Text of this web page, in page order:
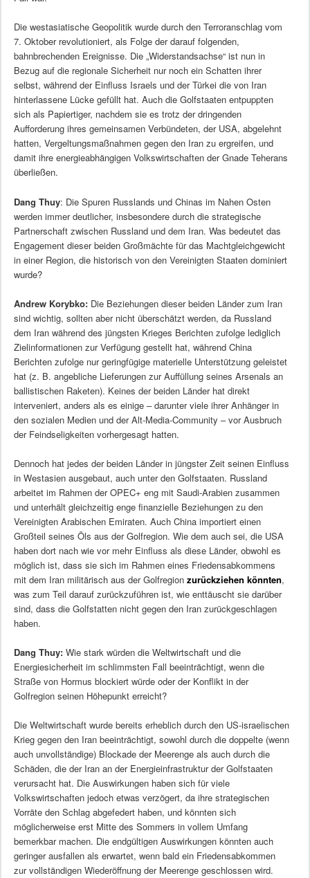
Die westasiatische Geopolitik wurde durch den Terroranschlag vom
7. Oktober revolutioniert, als Folge der darauf folgenden,
bahnbrechenden Ereignisse. Die „Widerstandsachse“ ist nun in
Bezug auf die regionale Sicherheit nur noch ein Schatten ihrer
selbst, während der Einfluss Israels und der Türkei die von Iran
hinterlassene Lücke gefüllt hat. Auch die Golfstaaten entpuppten
sich als Papiertiger, nachdem sie es trotz der dringenden
Aufforderung ihres gemeinsamen Verbündeten, der USA, abgelehnt
hatten, Vergeltungsmaßnahmen gegen den Iran zu ergreifen, und
damit ihre energieabhängigen Volkswirtschaften der Gnade Teherans
überließen.
Dang Thuy: Die Spuren Russlands und Chinas im Nahen Osten
werden immer deutlicher, insbesondere durch die strategische
Partnerschaft zwischen Russland und dem Iran. Was bedeutet das
Engagement dieser beiden Großmächte für das Machtgleichgewicht
in einer Region, die historisch von den Vereinigten Staaten dominiert
wurde?
Andrew Korybko:Die Beziehungen dieser beiden Länder zum Iran
sind wichtig, sollten aber nicht überschätzt werden, da Russland
dem Iran während des jüngsten Krieges Berichten zufolge lediglich
Zielinformationen zur Verfügung gestellt hat, während China
Berichten zufolge nur geringfügige materielle Unterstützung geleistet
hat (z. B. angebliche Lieferungen zur Auffüllung seines Arsenals an
ballistischen Raketen). Keines der beiden Länder hat direkt
interveniert, anders als es einige – darunter viele ihrer Anhänger in
den sozialen Medien und der Alt-Media-Community – vor Ausbruch
der Feindseligkeiten vorhergesagt hatten.
Dennoch hat jedes der beiden Länder in jüngster Zeit seinen Einfluss
in Westasien ausgebaut, auch unter den Golfstaaten. Russland
arbeitet im Rahmen der OPEC+ eng mit Saudi-Arabien zusammen
und unterhält gleichzeitig enge finanzielle Beziehungen zu den
Vereinigten Arabischen Emiraten. Auch China importiert einen
Großteil seines Öls aus der Golfregion. Wie dem auch sei, die USA
haben dort nach wie vor mehr Einfluss als diese Länder, obwohl es
möglich ist, dass sie sich im Rahmen eines Friedensabkommens
mit dem Iran militärisch aus der Golfregion zurückziehen könnten,
was zum Teil darauf zurückzuführen ist, wie enttäuscht sie darüber
sind, dass die Golfstatten nicht gegen den Iran zurückgeschlagen
haben.
Dang Thuy: Wie stark würden die Weltwirtschaft und die
Energiesicherheit im schlimmsten Fall beeinträchtigt, wenn die
Straße von Hormus blockiert würde oder der Konflikt in der
Golfregion seinen Höhepunkt erreicht?
Die Weltwirtschaft wurde bereits erheblich durch den US-israelischen
Krieg gegen den Iran beeinträchtigt, sowohl durch die doppelte (wenn
auch unvollständige) Blockade der Meerenge als auch durch die
Schäden, die der Iran an der Energieinfrastruktur der Golfstaaten
verursacht hat. Die Auswirkungen haben sich für viele
Volkswirtschaften jedoch etwas verzögert, da ihre strategischen
Vorräte den Schlag abgefedert haben, und könnten sich
möglicherweise erst Mitte des Sommers in vollem Umfang
bemerkbar machen. Die endgültigen Auswirkungen könnten auch
geringer ausfallen als erwartet, wenn bald ein Friedensabkommen
zur vollständigen Wiederöffnung der Meerenge geschlossen wird.